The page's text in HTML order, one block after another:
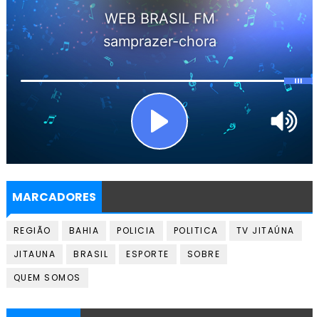
MARCADORES
REGIÃO BAHIA POLICIA POLITICA
TV JITAÚNA
JITAUNA
BRASIL ESPORTE
SOBRE
QUEM SOMOS